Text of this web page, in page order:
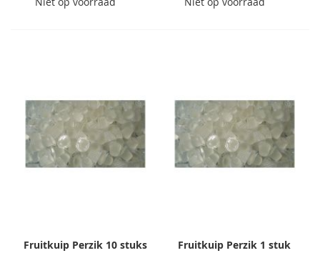
Fruitkuip Perzik 10 stuks
Fruitkuip Perzik 1 stuk